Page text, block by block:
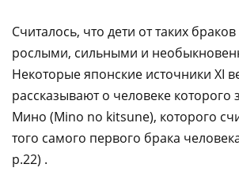
Считалось, что дети от таких
рослыми, сильными и
Некоторые японские источники XI
рассказывают о человеке которого
Мино (Mino no kitsune), которого
того самого первого брака
p.22) .​‌‌​‌‌​ ​‌​‌‌‌‌ ​​​‌​‌ ​​‌‌​​ ​​‌‌‌​ ​‌​​​‌ ​​‌‌‌​ ​​​‌‌‌ ​​‌​‌​ ​‌​​​‌ ​​‌‌‌​ ​​‌‌‌‌ ​‌​​​‌ ​​‌​‌​ ​​‌​‌‌ ​‌​​‌‌ ​‌​‌​‌​ ​‌‌​‌‌​ ​‌‌‌​‌‌ ​​‌‌‌‌